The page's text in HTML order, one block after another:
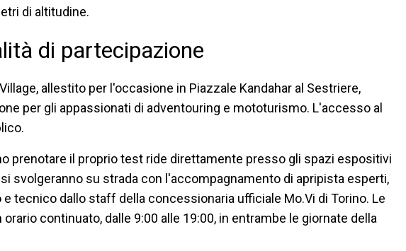
di altitudine.
di partecipazione
allestito per l'occasione in Piazzale Kandahar al Sestriere,
per gli appassionati di adventouring e mototurismo. L'accesso al
prenotare il proprio test ride direttamente presso gli spazi espositivi
svolgeranno su strada con l'accompagnamento di apripista esperti,
tecnico dallo staff della concessionaria ufficiale Mo.Vi di Torino. Le
continuato, dalle 9:00 alle 19:00, in entrambe le giornate della